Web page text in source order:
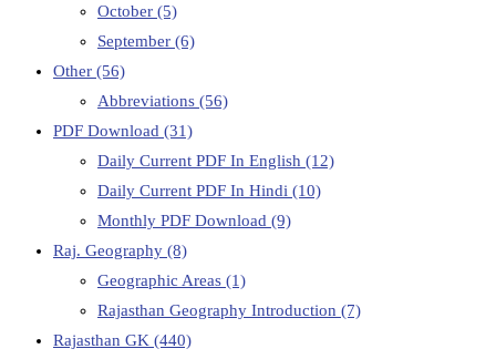
October (5)
September (6)
Other (56)
Abbreviations (56)
PDF Download (31)
Daily Current PDF In English (12)
Daily Current PDF In Hindi (10)
Monthly PDF Download (9)
Raj. Geography (8)
Geographic Areas (1)
Rajasthan Geography Introduction (7)
Rajasthan GK (440)